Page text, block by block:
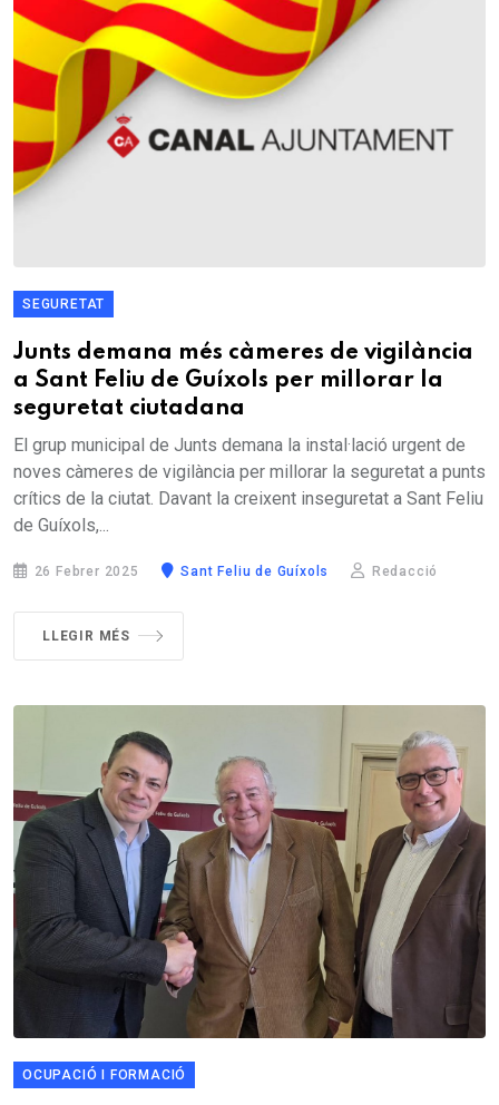
SEGURETAT
Junts demana més càmeres de vigilància
a Sant Feliu de Guíxols per millorar la
seguretat ciutadana
El grup municipal de Junts demana la instal·lació urgent de
noves càmeres de vigilància per millorar la seguretat a punts
crítics de la ciutat. Davant la creixent inseguretat a Sant Feliu
de Guíxols,...
26 Febrer 2025 Sant Feliu de Guíxols Redacció
LLEGIR MÉS
OCUPACIÓ I FORMACIÓ